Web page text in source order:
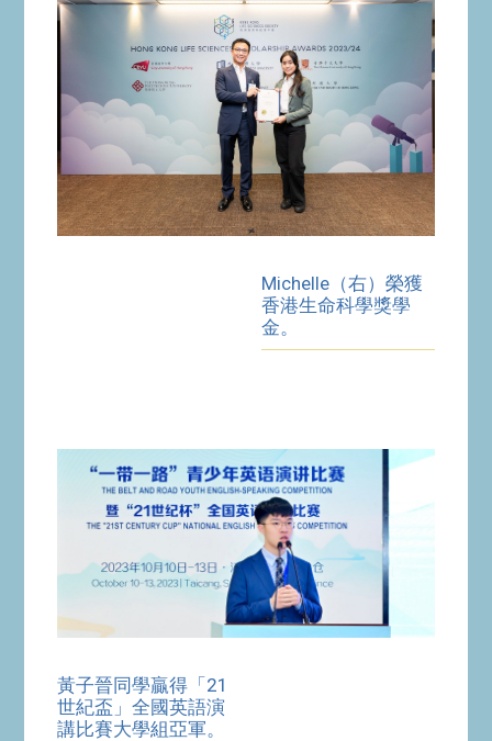
Michelle（右）榮獲
香港生命科學獎學
金。
黃子晉同學贏得「21
世紀盃」全國英語演
講比賽大學組亞軍。